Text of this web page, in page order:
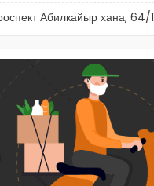
Абилкайыр хана, 64/1